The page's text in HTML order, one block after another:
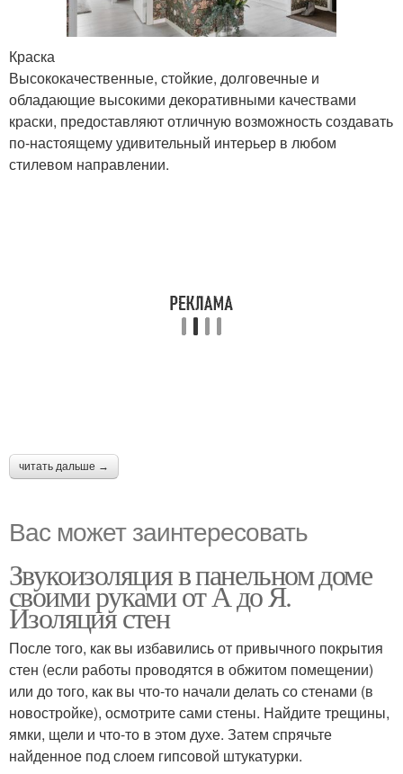
Краска
Высококачественные, стойкие, долговечные и
обладающие высокими декоративными качествами
краски, предоставляют отличную возможность создавать
по-настоящему удивительный интерьер в любом
стилевом направлении.
читать дальше →
Вас может заинтересовать
Звукоизоляция в панельном доме
своими руками от А до Я.
Изоляция стен
После того, как вы избавились от привычного покрытия
стен (если работы проводятся в обжитом помещении)
или до того, как вы что-то начали делать со стенами (в
новостройке), осмотрите сами стены. Найдите трещины,
ямки, щели и что-то в этом духе. Затем спрячьте
найденное под слоем гипсовой штукатурки.